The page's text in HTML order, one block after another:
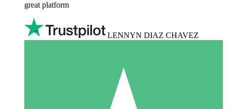
great platform
LENNYN DIAZ CHAVEZ